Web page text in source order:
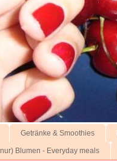
Getränke & Smoothies
Blumen - Everyday meals